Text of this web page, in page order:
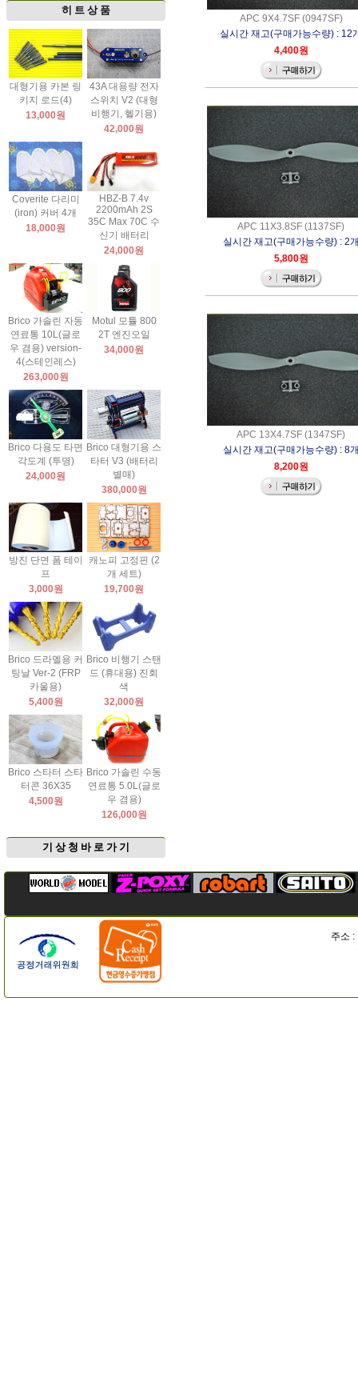
히 트 상 품
대형기용 카본 링
키지 로드(4)
13,000원
43A 대용량 전자
스위치 V2 (대형
비행기, 헬기용)
42,000원
Coverite 다리미
(iron) 커버 4개
18,000원
HBZ-B 7.4v
2200mAh 2S
35C Max 70C 수
신기 배터리
24,000원
Brico 가솔린 자동
연료통 10L(글로
우 겸용) version-
4(스테인레스)
263,000원
Motul 모튤 800
2T 엔진오일
34,000원
Brico 다용도 타면
각도계 (투명)
24,000원
Brico 대형기용 스
타터 V3 (배터리
별매)
380,000원
방진 단면 폼 테이
프
3,000원
캐노피 고정핀 (2
개 세트)
19,700원
Brico 드라멜용 커
팅날 Ver-2 (FRP
카울용)
5,400원
Brico 비행기 스탠
드 (휴대용) 진회
색
32,000원
Brico 스타터 스타
터콘 36X35
4,500원
Brico 가솔린 수동
연료통 5.0L(글로
우 겸용)
126,000원
기 상 청 바 로 가 기
APC 9X4.7SF (0947SF)
실시간 재고(구매가능수량) : 12
4,400원
APC 11X3.8SF (1137SF)
실시간 재고(구매가능수량) : 2
5,800원
APC 13X4.7SF (1347SF)
실시간 재고(구매가능수량) : 8
8,200원
주소